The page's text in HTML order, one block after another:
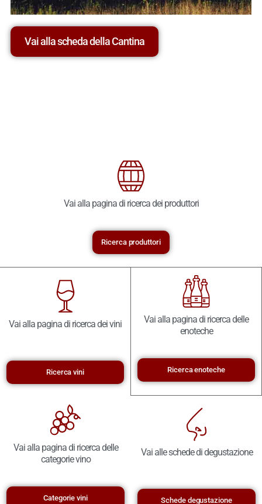
Vai alla scheda della Cantina
Vai alla pagina di ricerca dei produttori
Ricerca produttori
Vai alla pagina di ricerca dei vini
Ricerca vini
Vai alla pagina di ricerca delle
enoteche
Ricerca enoteche
Vai alla pagina di ricerca delle
categorie vino
Categorie vini
Vai alle schede di degustazione
Schede degustazione